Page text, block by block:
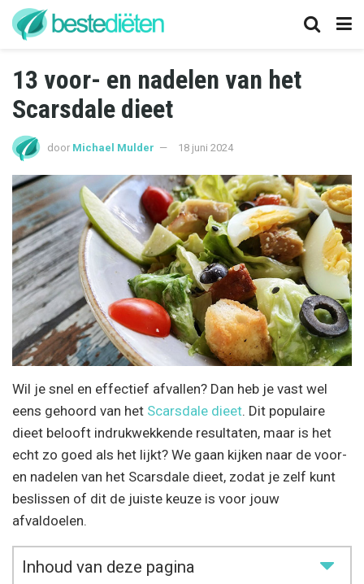
13 voor- en nadelen van het
Scarsdale dieet
door Michael Mulder 18 juni 2024
Wil je snel en effectief afvallen? Dan heb je vast wel
eens gehoord van het Scarsdale dieet. Dit populaire
dieet belooft indrukwekkende resultaten, maar is het
echt zo goed als het lijkt? We gaan kijken naar de voor-
en nadelen van het Scarsdale dieet, zodat je zelf kunt
beslissen of dit de juiste keuze is voor jouw
afvaldoelen.
Inhoud van deze pagina